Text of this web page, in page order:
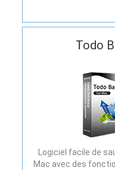
Todo
Logiciel facile de
Mac avec des